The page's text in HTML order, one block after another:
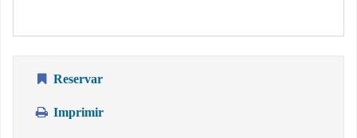
Reservar
Imprimir